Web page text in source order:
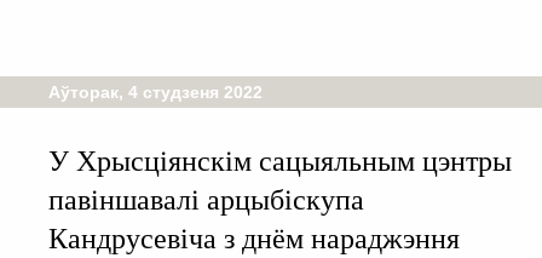
Аўторак, 4 студзеня 2022
У Хрысціянскім сацыяльным цэнтры
павіншавалі арцыбіскупа
Кандрусевіча з днём нараджэння